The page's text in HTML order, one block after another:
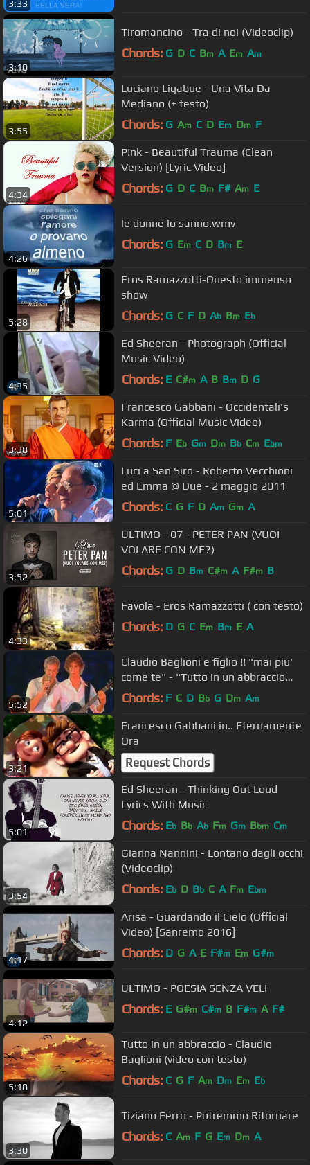
3:33
3:10
Tiromancino - Tra di noi (Videoclip)
Chords: G D C Bm A Em Am
3:55
Luciano Ligabue - Una Vita Da
Mediano (+ testo)
Chords: G Am C D Em Dm F
4:34
P!nk - Beautiful Trauma (Clean
Version) [Lyric Video]
Chords: G D C Bm F# Am E
4:26
le donne lo sanno.wmv
Chords: G Em C D Bm E
5:28
Eros Ramazzotti-Questo immenso
show
Chords: G C F D Ab Bm Eb
4:35
Ed Sheeran - Photograph (Official
Music Video)
Chords: E C#m A B Bm D G
3:38
Francesco Gabbani - Occidentali's
Karma (Official Music Video)
Chords: F Eb Gm Dm Bb Cm Ebm
5:01
Luci a San Siro - Roberto Vecchioni
ed Emma @ Due - 2 maggio 2011
Chords: C G F D Am Gm A
3:52
ULTIMO - 07 - PETER PAN (VUOI
VOLARE CON ME?)
Chords: G D Bm C#m A F#m B
4:33
Favola - Eros Ramazzotti ( con testo)
Chords: D G C Em Bm E A
5:52
Claudio Baglioni e figlio !! "mai piu'
come te" - "Tutto in un abbraccio
live"
Chords: F C D Bb G Dm Am
3:21
Francesco Gabbani in.. Eternamente
Ora
Request Chords
5:01
Ed Sheeran - Thinking Out Loud
Lyrics With Music
Chords: Eb Bb Ab Fm Gm Bbm Cm
3:54
Gianna Nannini - Lontano dagli occhi
(Videoclip)
Chords: Eb D Bb C A Fm Ebm
4:17
Arisa - Guardando il Cielo (Official
Video) [Sanremo 2016]
Chords: D G A E F#m Em G#m
4:12
ULTIMO - POESIA SENZA VELI
Chords: E G#m C#m B F#m A F#
5:18
Tutto in un abbraccio - Claudio
Baglioni (video con testo)
Chords: C G F Am Dm Em Eb
3:30
Tiziano Ferro - Potremmo Ritornare
Chords: C Am F G Em Dm A